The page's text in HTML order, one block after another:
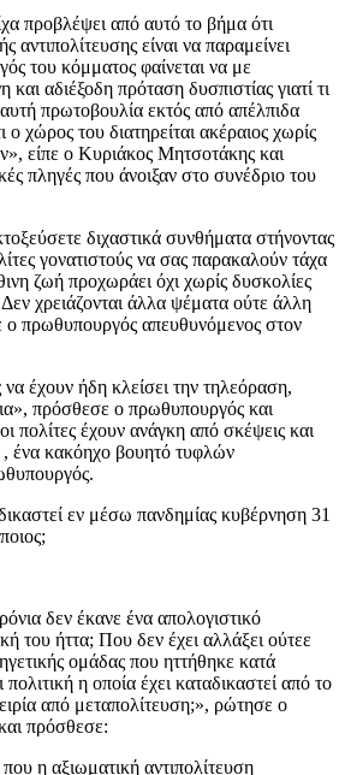
προβλέψει από αυτό το βήμα ότι
αντιπολίτευσης είναι να παραμείνει
του κόμματος φαίνεται να με
και αδιέξοδη πρόταση δυσπιστίας γιατί τι
πρωτοβουλία εκτός από απέλπιδα
ο χώρος του διατηρείται ακέραιος χωρίς
είπε ο Κυριάκος Μητσοτάκης και
πληγές που άνοιξαν στο συνέδριο του
διχαστικά συνθήματα στήνοντας
γονατιστούς να σας παρακαλούν τάχα
ζωή προχωράει όχι χωρίς δυσκολίες
χρειάζονται άλλα ψέματα ούτε άλλη
ο πρωθυπουργός απευθυνόμενος στον
έχουν ήδη κλείσει την τηλεόραση,
πρόσθεσε ο πρωθυπουργός και
πολίτες έχουν ανάγκη από σκέψεις και
ένα κακόηχο βουητό τυφλών
εν μέσω πανδημίας κυβέρνηση 31
δεν έκανε ένα απολογιστικό
του ήττα; Που δεν έχει αλλάξει ούτεε
ομάδας που ηττήθηκε κατά
η οποία έχει καταδικαστεί από το
από μεταπολίτευση;», ρώτησε ο
πρόσθεσε:
η αξιωματική αντιπολίτευση